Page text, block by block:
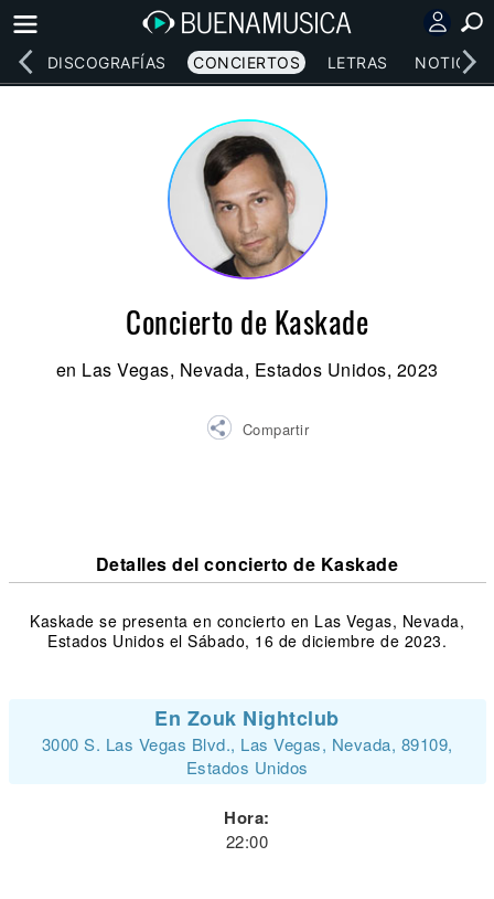
DISCOGRAFÍAS CONCIERTOS LETRAS NOTICIAS
Concierto de Kaskade
en Las Vegas, Nevada, Estados Unidos, 2023
Compartir
Detalles del concierto de Kaskade
Kaskade se presenta en concierto en Las Vegas, Nevada,
Estados Unidos el Sábado, 16 de diciembre de 2023.
En Zouk Nightclub
3000 S. Las Vegas Blvd., Las Vegas, Nevada, 89109,
Estados Unidos
Hora:
22:00